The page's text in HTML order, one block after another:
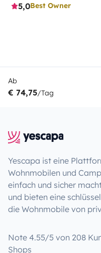
5,0Best Owner
Ab
€ 74,75/Tag
Yescapa ist eine
Wohnmobilen und
einfach und sicher
und bieten eine
die Wohnmobile von
Note 4.55/5 von 208
Shops